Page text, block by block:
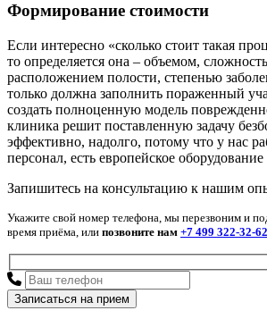
Формирование стоимости
Если интересно «сколько стоит такая
то определяется она – объемом,
расположением полости, степенью
только должна заполнить пораженный
создать полноценную модель
клиника решит поставленную задачу
эффективно, надолго, потому что у нас
персонал, есть европейское
Запишитесь на консультацию к нашим
Укажите свой номер телефона, мы перезвоним и
время приёма, или позвоните нам +7 499 322-32-62